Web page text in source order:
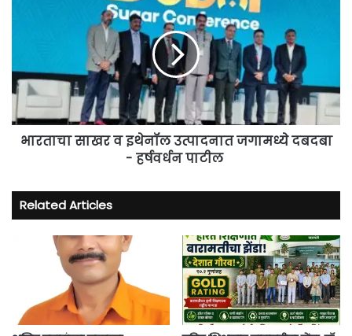
जगामध्ये
दबदबा
हर्षवर्धन
पाटील
भारताचा साखर व इथेनॉल उत्पादनात जगामध्ये दबदबा
- हर्षवर्धन पाटील
Related Articles